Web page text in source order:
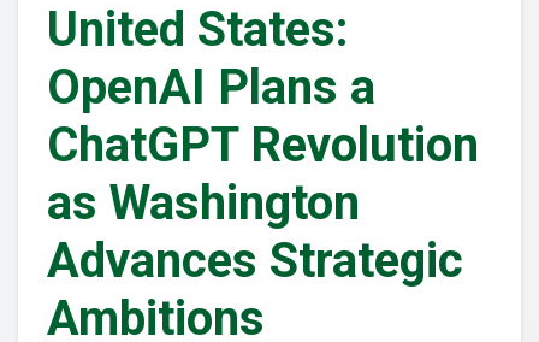
United States:
OpenAI Plans a
ChatGPT Revolution
as Washington
Advances Strategic
Ambitions